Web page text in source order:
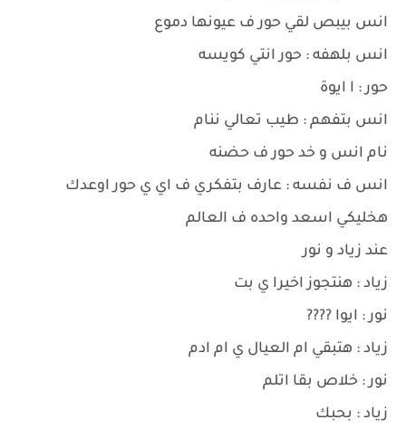
انس بيبص لقي حور ف عيونها دموع
انس بلهفه : حور انتي كويسه
حور : ا ايوة
انس بتفهم : طيب تعالي ننام
نام انس و خد حور ف حضنه
انس ف نفسه : عارف بتفكري ف اي ي حور اوعدك
هخليكي اسعد واحده ف العالم
عند زياد و نور
زياد : هنتجوز اخيرا ي بت
نور : ايوا ????
زياد : هتبقي ام العيال ي ام ادم
نور : خلاص بقا اتلم
زياد : بحبك